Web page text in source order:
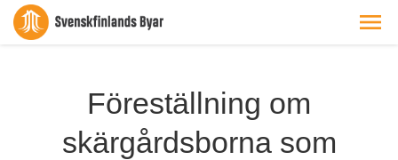
Föreställning om
skärgårdsborna som